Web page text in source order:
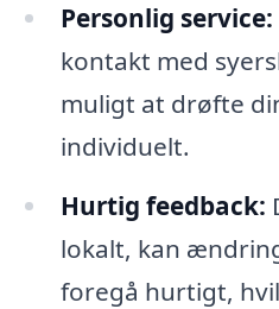
Personlig service:
kontakt med
muligt at drøfte
individuelt.
Hurtig feedback:
lokalt, kan
foregå hurtigt,